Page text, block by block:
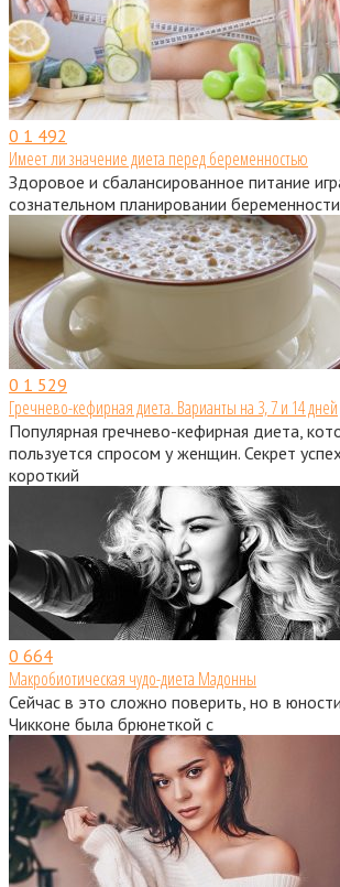
0 1 492
Имеет ли значение диета перед беременностью
Здоровое и сбалансированное питание
сознательном планировании
0 1 529
Гречнево-кефирная диета. Варианты на 3, 7 и 14 дней
Популярная гречнево-кефирная диета,
пользуется спросом у женщин. Секрет
короткий
0 664
Макробиотическая чудо-диета Мадонны
Сейчас в это сложно поверить, но в
Чикконе была брюнеткой с